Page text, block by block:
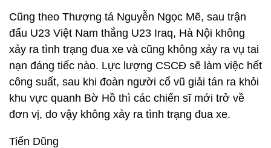
Cũng theo Thượng tá Nguyễn Ngọc Mẽ, sau trận
đấu U23 Việt Nam thắng U23 Iraq, Hà Nội không
xảy ra tình trạng đua xe và cũng không xảy ra vụ tai
nạn đáng tiếc nào. Lực lượng CSCĐ sẽ làm việc hết
công suất, sau khi đoàn người cổ vũ giải tán ra khỏi
khu vực quanh Bờ Hồ thì các chiến sĩ mới trở về
đơn vị, do vậy không xảy ra tình trạng đua xe.
Tiến Dũng